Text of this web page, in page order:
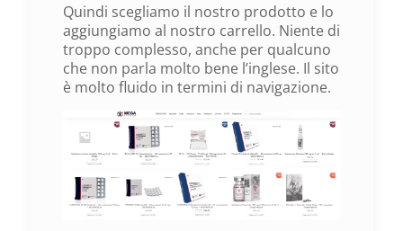
Quindi scegliamo il nostro prodotto e lo
aggiungiamo al nostro carrello. Niente di
troppo complesso, anche per qualcuno
che non parla molto bene l’inglese. Il sito
è molto fluido in termini di navigazione.